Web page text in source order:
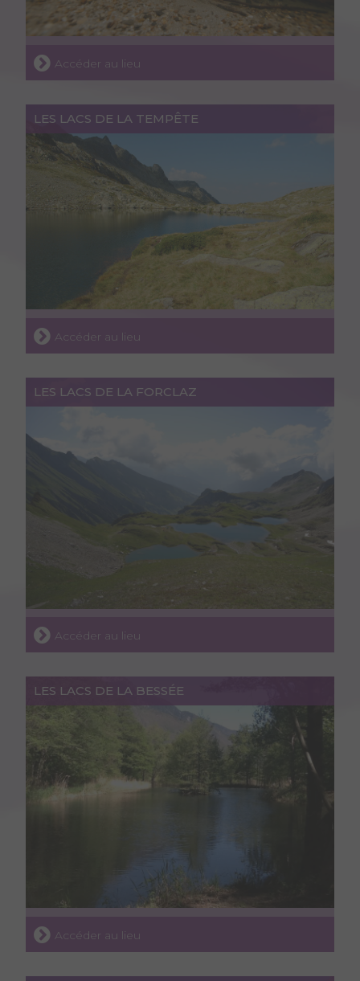
Accéder au lieu
LES LACS DE LA TEMPÊTE
Accéder au lieu
LES LACS DE LA FORCLAZ
Accéder au lieu
LES LACS DE LA BESSÉE
Accéder au lieu